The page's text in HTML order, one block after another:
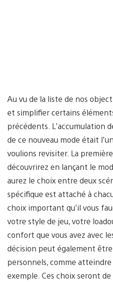
Au vu de la liste de nos
et simplifier certains
précédents. L’accumulation
de ce nouveau mode était
voulions revisiter. La
découvrirez en lançant le
aurez le choix entre deux
spécifique est attaché à
choix important qu’il vous
votre style de jeu, votre
confort que vous avez avec
décision peut également
personnels, comme
exemple. Ces choix seront